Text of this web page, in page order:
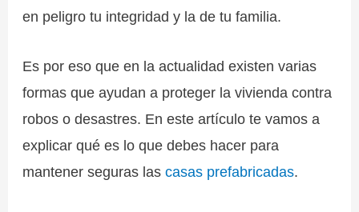
en peligro tu integridad y la de tu familia.
Es por eso que en la actualidad existen varias
formas que ayudan a proteger la vivienda contra
robos o desastres. En este artículo te vamos a
explicar qué es lo que debes hacer para
mantener seguras lascasas prefabricadas.